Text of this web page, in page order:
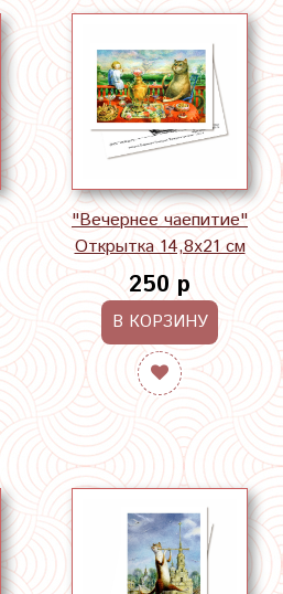
"Вечернее чаепитие"
Открытка 14,8х21 см
250 р
В КОРЗИНУ